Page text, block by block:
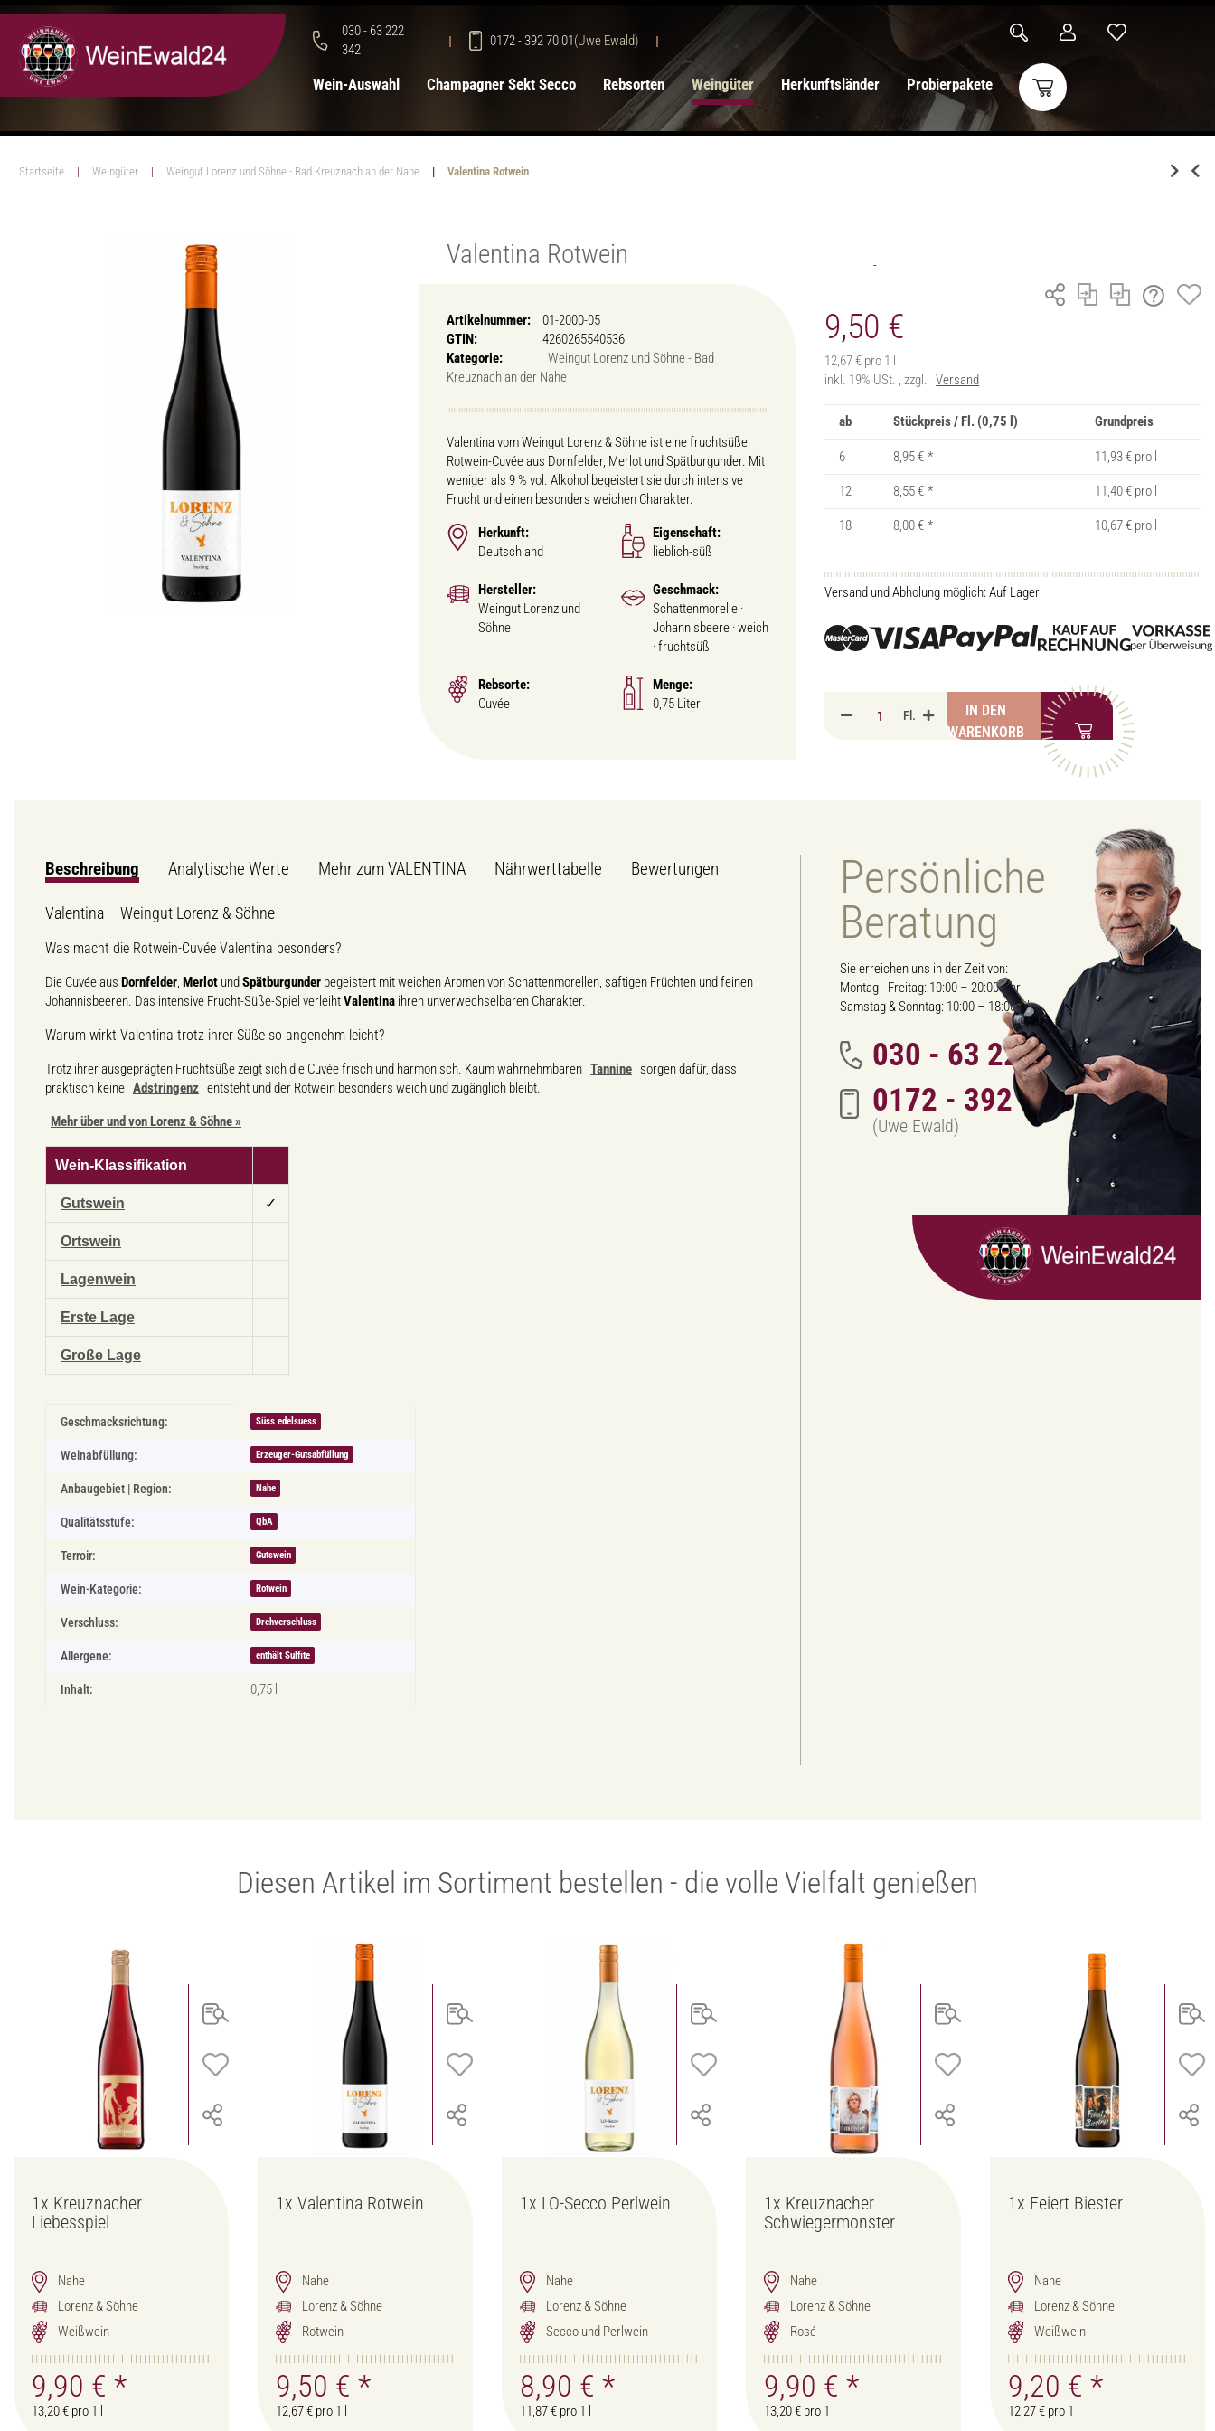
030 - 63 222
342
0172 - 392 70 01(Uwe Ewald)
Wein-Auswahl Champagner Sekt Secco Rebsorten Weingüter Herkunftsländer Probierpakete
Startseite Weingüter Weingut Lorenz und Söhne - Bad Kreuznach an der Nahe Valentina Rotwein
Valentina Rotwein
Artikelnummer:
01-2000-05
GTIN:
4260265540536
Kategorie:
Weingut Lorenz und Söhne - Bad
Kreuznach an der Nahe
Valentina vom Weingut Lorenz & Söhne ist eine fruchtsüße
Rotwein-Cuvée aus Dornfelder, Merlot und Spätburgunder. Mit
weniger als 9 % vol. Alkohol begeistert sie durch intensive
Frucht und einen besonders weichen Charakter.
Herkunft:
Deutschland
Eigenschaft:
lieblich-süß
Hersteller:
Weingut Lorenz und
Söhne
Geschmack:
Schattenmorelle ·
Johannisbeere · weich
· fruchtsüß
Rebsorte:
Cuvée
Menge:
0,75 Liter
9,50 €
12,67 € pro 1 l
inkl. 19% USt. , zzgl. Versand
ab Stückpreis / Fl. (0,75 l) Grundpreis
6 8,95 € * 11,93 € pro l
12 8,55 € * 11,40 € pro l
18 8,00 € * 10,67 € pro l
Versand und Abholung möglich: Auf Lager
Fl.
IN DEN
WARENKORB
Beschreibung Analytische Werte Mehr zum VALENTINA Nährwerttabelle Bewertungen
Valentina – Weingut Lorenz & Söhne
Was macht die Rotwein-Cuvée Valentina besonders?
Die Cuvée aus Dornfelder, Merlot und Spätburgunder begeistert mit weichen Aromen von Schattenmorellen, saftigen Früchten und feinen
Johannisbeeren. Das intensive Frucht-Süße-Spiel verleihtValentina ihren unverwechselbaren Charakter.
Warum wirkt Valentina trotz ihrer Süße so angenehm leicht?
Trotz ihrer ausgeprägten Fruchtsüße zeigt sich die Cuvée frisch und harmonisch. Kaum wahrnehmbaren Tannine sorgen dafür, dass
praktisch keine Adstringenz entsteht und der Rotwein besonders weich und zugänglich bleibt.
Mehr über und von Lorenz & Söhne »
Wein-Klassifikation
Gutswein ✓
Ortswein
Lagenwein
Erste Lage
Große Lage
Produkteigenschaft
Wert
Geschmacksrichtung: Süss edelsuess
Weinabfüllung: Erzeuger-Gutsabfüllung
Anbaugebiet | Region: Nahe
Qualitätsstufe: QbA
Terroir: Gutswein
Wein-Kategorie: Rotwein
Verschluss: Drehverschluss
Allergene: enthält Sulfite
Inhalt: 0,75 l
Persönliche
Beratung
Sie erreichen uns in der Zeit von:
Montag - Freitag: 10:00 – 20:00 Uhr
Samstag & Sonntag: 10:00 – 18:00 Uhr
030 - 63 222 342
0172 - 392 70 01
(Uwe Ewald)
Diesen Artikel im Sortiment bestellen - die volle Vielfalt genießen
1x Kreuznacher
Liebesspiel
Nahe
Lorenz & Söhne
Weißwein
9,90 € *
13,20 € pro 1 l
1x Valentina Rotwein
Nahe
Lorenz & Söhne
Rotwein
9,50 € *
12,67 € pro 1 l
1x LO-Secco Perlwein
Nahe
Lorenz & Söhne
Secco und Perlwein
8,90 € *
11,87 € pro 1 l
1x Kreuznacher
Schwiegermonster
Nahe
Lorenz & Söhne
Rosé
9,90 € *
13,20 € pro 1 l
1x Feiert Biester
Nahe
Lorenz & Söhne
Weißwein
9,20 € *
12,27 € pro 1 l